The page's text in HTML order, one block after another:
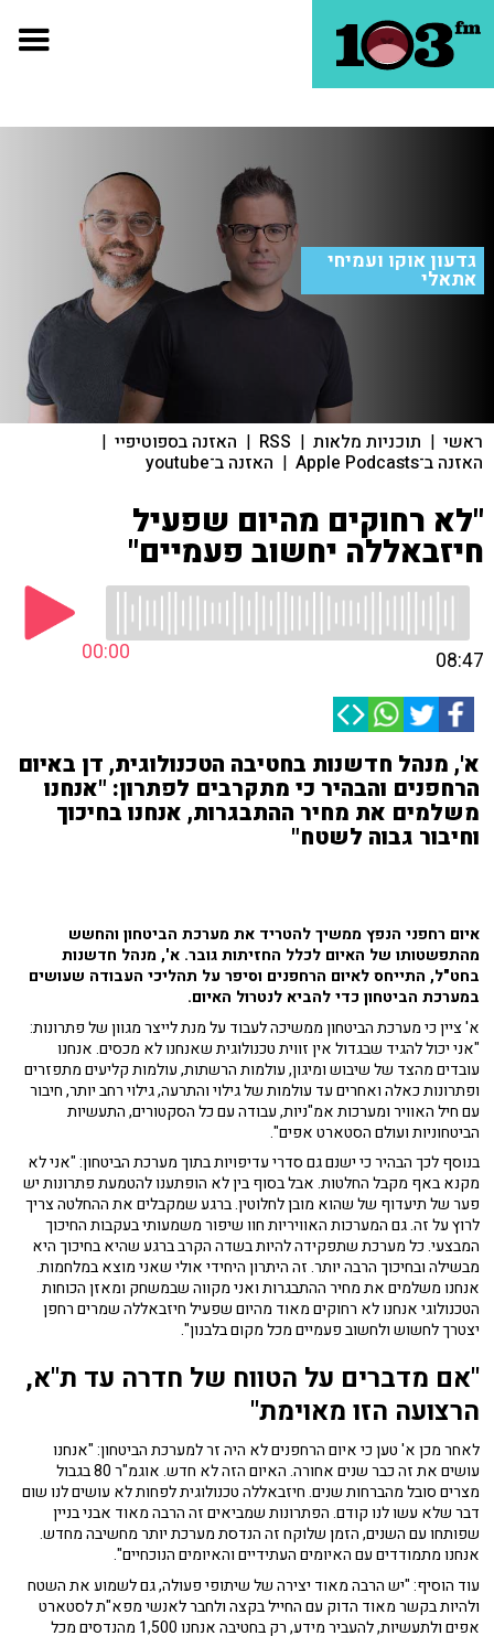
גדעון אוקו ועמיחי
אתאלי
ראשי | תוכניות מלאות |
RSS
| האזנה בספוטיפיי |
האזנה ב־Apple Podcasts | האזנה ב־youtube
"לא רחוקים מהיום שפעיל
חיזבאללה יחשוב פעמיים"
00:00 08:47
א', מנהל חדשנות בחטיבה הטכנולוגית, דן באיום
הרחפנים והבהיר כי מתקרבים לפתרון: "אנחנו
משלמים את מחיר ההתבגרות, אנחנו בחיכוך
וחיבור גבוה לשטח"
איום רחפני הנפץ ממשיך להטריד את מערכת הביטחון והחשש
מהתפשטותו של האיום לכלל החזיתות גובר. א', מנהל חדשנות
בחט"ל, התייחס לאיום הרחפנים וסיפר על תהליכי העבודה שעושים
במערכת הביטחון כדי להביא לנטרול האיום.
א' ציין כי מערכת הביטחון ממשיכה לעבוד על מנת לייצר מגוון של פתרונות:
"אני יכול להגיד שבגדול אין זווית טכנולוגית שאנחנו לא מכסים. אנחנו
עובדים מהצד של שיבוש ומיגון, עולמות הרשתות, עולמות קליעים מתפזרים
ופתרונות כאלה ואחרים עד עולמות של גילוי והתרעה, גילוי רחב יותר, חיבור
עם חיל האוויר ומערכות אמ"ניות, עבודה עם כל הסקטורים, התעשיות
הביטחוניות ועולם הסטארט אפים".
בנוסף לכך הבהיר כי ישנם גם סדרי עדיפויות בתוך מערכת הביטחון: "אני לא
מקנא באף מקבל החלטות. אבל בסוף בין לא הופתענו להטמעת פתרונות יש
פער של תיעדוף של שהוא מובן לחלוטין. ברגע שמקבלים את ההחלטה צריך
לרוץ על זה. גם המערכות האוויריות חוו שיפור משמעותי בעקבות החיכוך
המבצעי. כל מערכת שתפקידה להיות בשדה הקרב ברגע שהיא בחיכוך היא
מבשילה ובחיכוך הרבה יותר. זה היתרון היחידי אולי שאני מוצא במלחמות.
אנחנו משלמים את מחיר ההתבגרות ואני מקווה שבמשחק ומאזן הכוחות
הטכנולוגי אנחנו לא רחוקים מאוד מהיום שפעיל חיזבאללה שמרים רחפן
יצטרך לחשוש ולחשוב פעמיים מכל מקום בלבנון".
"אם מדברים על הטווח של חדרה עד ת"א,
הרצועה הזו מאוימת"
לאחר מכן א' טען כי איום הרחפנים לא היה זר למערכת הביטחון: "אנחנו
עושים את זה כבר שנים אחורה. האיום הזה לא חדש. אוגמ"ר 80 בגבול
מצרים סובל מהברחות שנים. חיזבאללה טכנולוגית לפחות לא עושים לנו שום
דבר שלא עשו לנו קודם. הפתרונות שמביאים זה הרבה מאוד אבני בניין
שפותחו עם השנים, הזמן שלוקח זה הנדסת מערכת יותר מחשיבה מחדש.
אנחנו מתמודדים עם האיומים העתידיים והאיומים הנוכחיים".
עוד הוסיף: "יש הרבה מאוד יצירה של שיתופי פעולה, גם לשמוע את השטח
ולהיות בקשר מאוד הדוק עם החייל בקצה ולחבר לאנשי מפא"ת לסטארט
אפים ולתעשיות, להעביר מידע, רק בחטיבה אנחנו 1,500 מהנדסים מכל